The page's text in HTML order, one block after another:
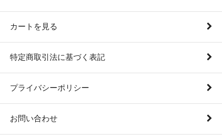
カートを見る
特定商取引法に基づく表記
プライバシーポリシー
お問い合わせ